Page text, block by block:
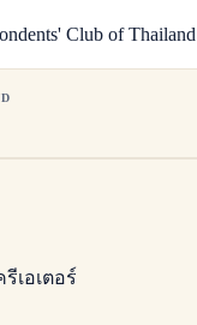
Club of
เอเตอร์